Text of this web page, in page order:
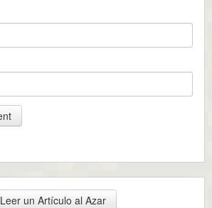
Leer un Artículo al Azar